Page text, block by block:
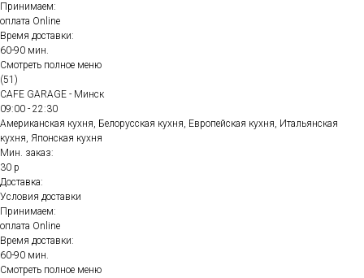
Принимаем:
оплата Online
Время доставки:
60-90 мин.
Смотреть полное меню
(51)
CAFE GARAGE - Минск
09:00 - 22:30
Американская кухня, Белорусская кухня, Европейская кухня, Итальянская
кухня, Японская кухня
Мин. заказ:
30 р
Доставка:
Условия доставки
Принимаем:
оплата Online
Время доставки:
60-90 мин.
Смотреть полное меню